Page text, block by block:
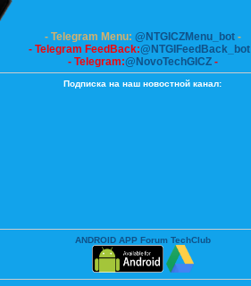
- Telegram Menu: @NTGICZMenu_bot-
- Telegram FeedBack:@NTGIFeedBack_bot
- Telegram:@NovoTechGICZ-
Подписка на наш новостной канал:
ANDROID APP Forum TechClub